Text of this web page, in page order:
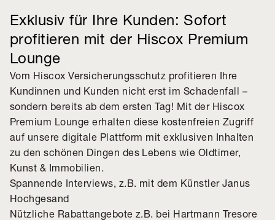
Exklusiv für Ihre Kunden: Sofort
profitieren mit der Hiscox Premium
Lounge
Vom Hiscox Versicherungsschutz profitieren Ihre
Kundinnen und Kunden nicht erst im Schadenfall –
sondern bereits ab dem ersten Tag! Mit der Hiscox
Premium Lounge erhalten diese kostenfreien Zugriff
auf unsere digitale Plattform mit exklusiven Inhalten
zu den schönen Dingen des Lebens wie Oldtimer,
Kunst & Immobilien.
Spannende Interviews, z.B. mit dem Künstler Janus
Hochgesand
Nützliche Rabattangebote z.B. bei Hartmann Tresore